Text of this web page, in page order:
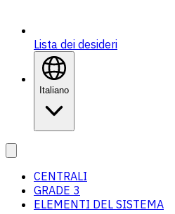
Lista dei desideri
Italiano
CENTRALI
GRADE 3
ELEMENTI DEL SISTEMA